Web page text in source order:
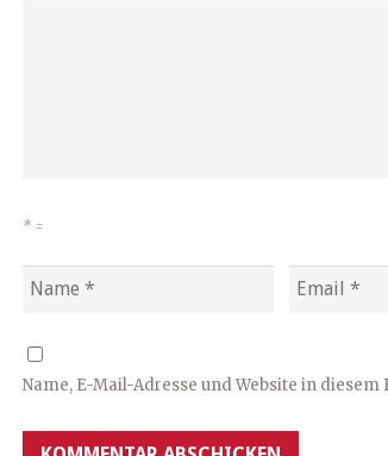
* =
Name, E-Mail-Adresse und Website in